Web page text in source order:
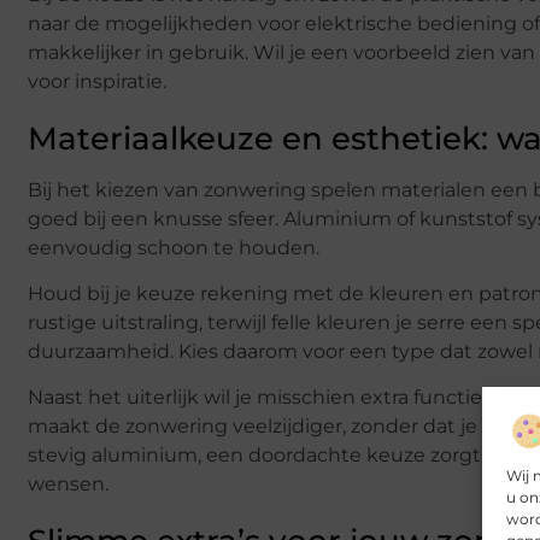
Wij
u
naar de mogelijkheden voor elektrische bediening
makkelijker in gebruik. Wil je een voorbeeld zien
voor inspiratie.
Materiaalkeuze en esthetiek:
Bij het kiezen van zonwering spelen materialen
goed bij een knusse sfeer. Aluminium of kunststof
eenvoudig schoon te houden.
Houd bij je keuze rekening met de kleuren en
rustige uitstraling, terwijl felle kleuren je serre een
duurzaamheid. Kies daarom voor een type dat zowel
Naast het uiterlijk wil je misschien extra functies
maakt de zonwering veelzijdiger, zonder dat je
stevig aluminium, een doordachte keuze zorgt
wensen.